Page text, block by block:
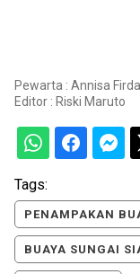
Pewarta : Annisa
Editor : Riski Maruto
Tags:
PENAMPAKAN
BUAYA SUNGAI